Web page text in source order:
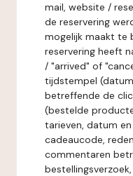
mail, website /
de reservering
mogelijk maakt te
reservering heeft
/ "arrived" of
tijdstempel
betreffende de
(bestelde
tarieven, datum
cadeaucode,
commentaren